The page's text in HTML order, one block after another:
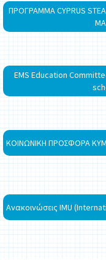
ΠΡΟΓΡΑΜΜΑ CYPRUS
EMS Education
ΚΟΙΝΩΝΙΚΗ ΠΡΟΣΦΟΡΑ
Ανακοινώσεις IMU